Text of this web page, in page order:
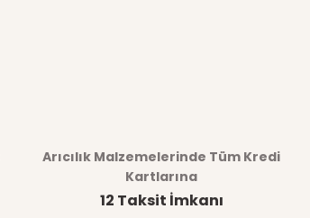
Arıcılık Malzemelerinde Tüm Kredi
Kartlarına
12 Taksit İmkanı